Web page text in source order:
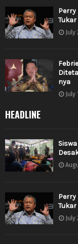
Perry
July
nya
HEADLINE
Perry
July